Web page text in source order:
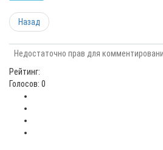
Назад
Недостаточно прав для
Рейтинг:
Голосов: 0